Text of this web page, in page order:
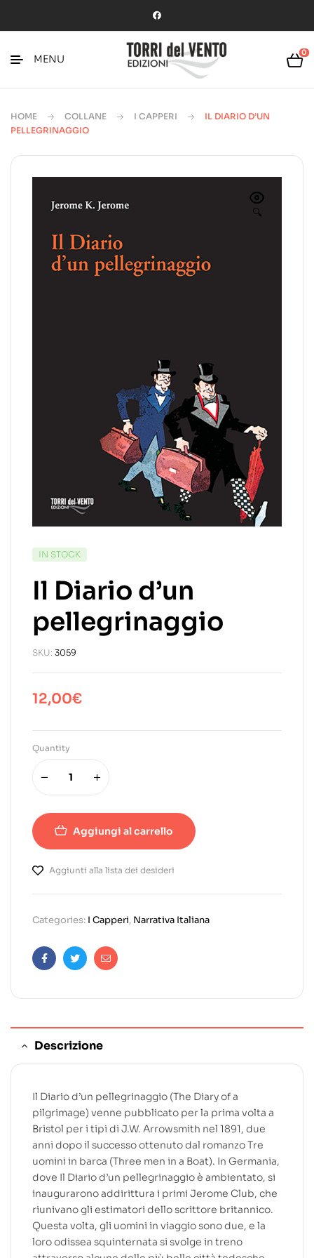
MENU
0
HOME COLLANE I CAPPERI
IL DIARIO D’UN
PELLEGRINAGGIO
🔍
IN STOCK
Il Diario d’un
pellegrinaggio
SKU: 3059
12,00€
Quantity
Aggiungi al carrello
Aggiunti alla lista dei desideri
Categories: I Capperi, Narrativa Italiana
FacebookTwitterEmail
Descrizione
Il Diario d’un pellegrinaggio (The Diary of a
pilgrimage) venne pubblicato per la prima volta a
Bristol per i tipi di J.W. Arrowsmith nel 1891, due
anni dopo il successo ottenuto dal romanzo Tre
uomini in barca (Three men in a Boat). In Germania,
dove Il Diario d’un pellegrinaggio è ambientato, si
inaugurarono addirittura i primi Jerome Club, che
riunivano gli estimatori dello scrittore britannico.
Questa volta, gli uomini in viaggio sono due, e la
loro odissea squinternata si svolge in treno